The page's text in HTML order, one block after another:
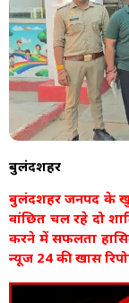
बुलंदशहर
बुलंदशहर जनपद के
वांछित चल रहे दो
करने में सफलता
न्यूज 24 की खास